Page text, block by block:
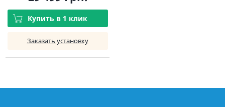
Купить в 1 клик
Заказать установку